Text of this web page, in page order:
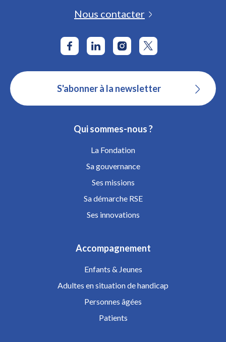
Nous contacter
S'abonner à la newsletter
Qui sommes-nous ?
La Fondation
Sa gouvernance
Ses missions
Sa démarche RSE
Ses innovations
Accompagnement
Enfants & Jeunes
Adultes en situation de handicap
Personnes âgées
Patients